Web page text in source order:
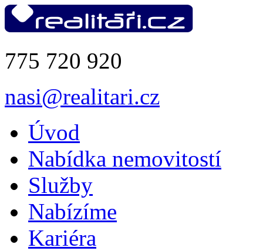
775 720 920
nasi@realitari.cz
Úvod
Nabídka nemovitostí
Služby
Nabízíme
Kariéra